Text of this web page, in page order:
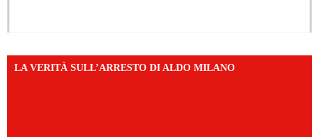
LA VERITÀ SULL’ARRESTO DI ALDO MILANO